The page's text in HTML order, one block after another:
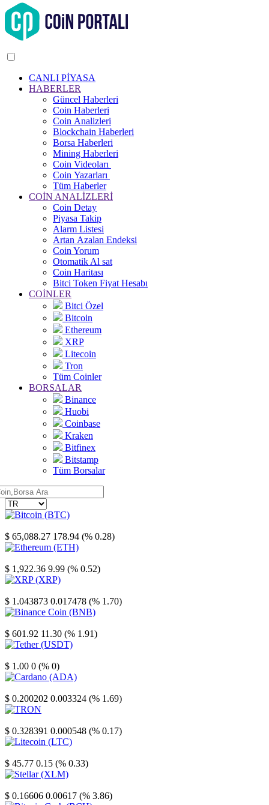
CANLI PİYASA
HABERLER
Güncel Haberleri
Coin Haberleri
Coin Analizleri
Blockchain Haberleri
Borsa Haberleri
Mining Haberleri
Coin Videoları
Coin Yazarları
Tüm Haberler
COİN ANALİZLERİ
Coin Detay
Piyasa Takip
Alarm Listesi
Artan Azalan Endeksi
Coin Yorum
Otomatik Al sat
Coin Haritası
Bitci Token Fiyat Hesabı
COİNLER
Bitci Özel
Bitcoin
Ethereum
XRP
Litecoin
Tron
Tüm Coinler
BORSALAR
Binance
Huobi
Coinbase
Kraken
Bitfinex
Bitstamp
Tüm Borsalar
$ 65,088.27 178.94 (% 0.28)
$ 1,922.36 9.99 (% 0.52)
$ 1.043873 0.017478 (% 1.70)
$ 601.92 11.30 (% 1.91)
$ 1.00 0 (% 0)
$ 0.200202 0.003324 (% 1.69)
$ 0.328391 0.000548 (% 0.17)
$ 45.77 0.15 (% 0.33)
$ 0.16606 0.00617 (% 3.86)